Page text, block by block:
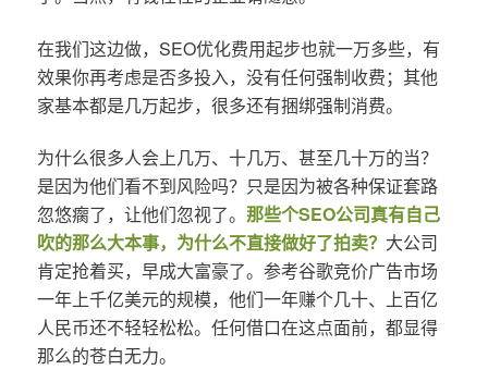
在我们这边做，SEO优化费用起步也就一万多些，有
效果你再考虑是否多投入，没有任何强制收费；其他
家基本都是几万起步，很多还有捆绑强制消费。
为什么很多人会上几万、十几万、甚至几十万的当？
是因为他们看不到风险吗？只是因为被各种保证套路
忽悠瘸了，让他们忽视了。 那些个SEO公司真有自己
吹的那么大本事，为什么不直接做好了拍卖？ 大公司
肯定抢着买，早成大富豪了。参考谷歌竞价广告市场
一年上千亿美元的规模，他们一年赚个几十、上百亿
人民币还不轻轻松松。任何借口在这点面前，都显得
那么的苍白无力。